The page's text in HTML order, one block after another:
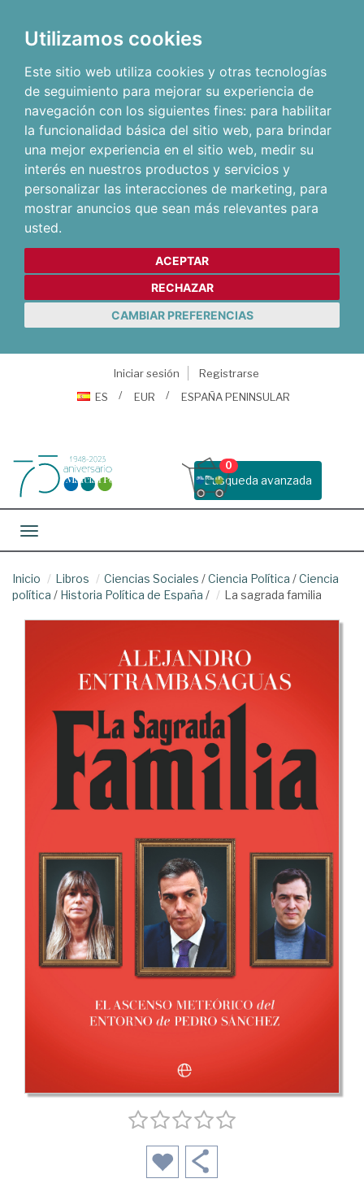
Utilizamos cookies
Este sitio web utiliza cookies y otras tecnologías
de seguimiento para mejorar su experiencia de
navegación con los siguientes fines: para habilitar
la funcionalidad básica del sitio web, para brindar
una mejor experiencia en el sitio web, medir su
interés en nuestros productos y servicios y
personalizar las interacciones de marketing, para
mostrar anuncios que sean más relevantes para
usted.
ACEPTAR
RECHAZAR
CAMBIAR PREFERENCIAS
Iniciar sesión
Registrarse
ES
EUR ESPAÑA PENINSULAR
Busqueda avanzada
0
Toggle navigation
Inicio Libros Ciencias Sociales /Ciencia Política /Ciencia
política / Historia Política de España / La sagrada familia